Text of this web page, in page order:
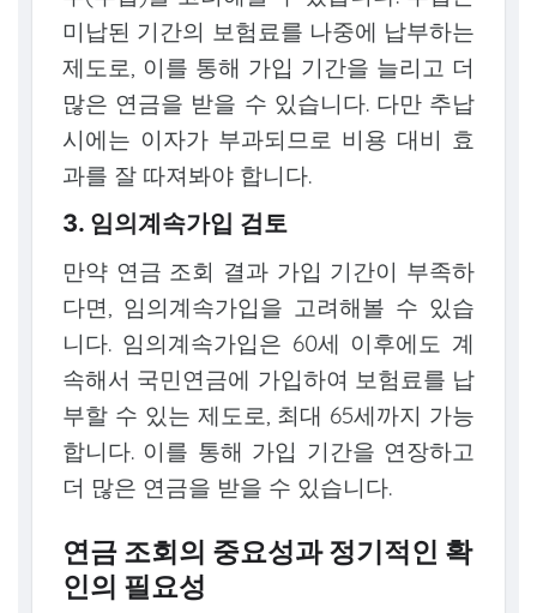
미납된 기간의 보험료를 나중에 납부하는
제도로, 이를 통해 가입 기간을 늘리고 더
많은 연금을 받을 수 있습니다. 다만 추납
시에는 이자가 부과되므로 비용 대비 효
과를 잘 따져봐야 합니다.
3. 임의계속가입 검토
만약 연금 조회 결과 가입 기간이 부족하
다면, 임의계속가입을 고려해볼 수 있습
니다. 임의계속가입은 60세 이후에도 계
속해서 국민연금에 가입하여 보험료를 납
부할 수 있는 제도로, 최대 65세까지 가능
합니다. 이를 통해 가입 기간을 연장하고
더 많은 연금을 받을 수 있습니다.
연금 조회의 중요성과 정기적인 확
인의 필요성